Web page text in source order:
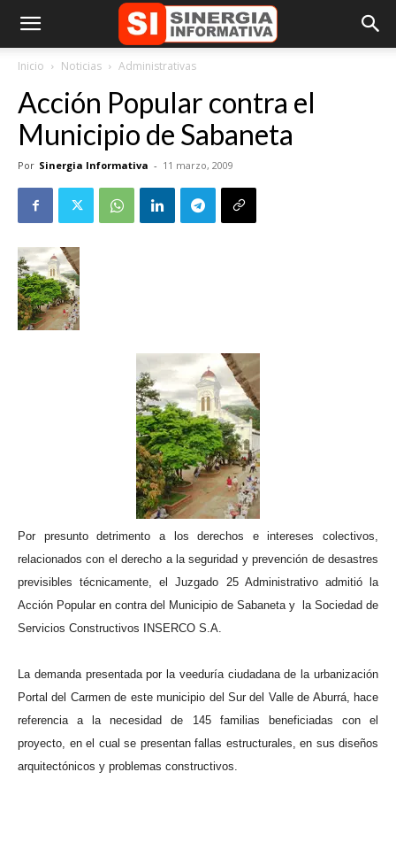
Inicio Noticias Administrativas
Acción Popular contra el
Municipio de Sabaneta
Por Sinergia Informativa - 11 marzo, 2009
Por presunto detrimento a los derechos e intereses colectivos,
relacionados con el derecho a la seguridad y prevención de desastres
previsibles técnicamente, el Juzgado 25 Administrativo admitió la
Acción Popular en contra del Municipio de Sabaneta y la Sociedad de
Servicios Constructivos INSERCO S.A.
La demanda presentada por la veeduría ciudadana de la urbanización
Portal del Carmen de este municipio del Sur del Valle de Aburrá, hace
referencia a la necesidad de 145 familias beneficiadas con el
proyecto, en el cual se presentan fallas estructurales, en sus diseños
arquitectónicos y problemas constructivos.